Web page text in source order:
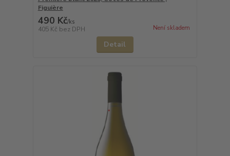
Figuière
490 Kč/ks
405 Kč bez DPH Není skladem
Detail